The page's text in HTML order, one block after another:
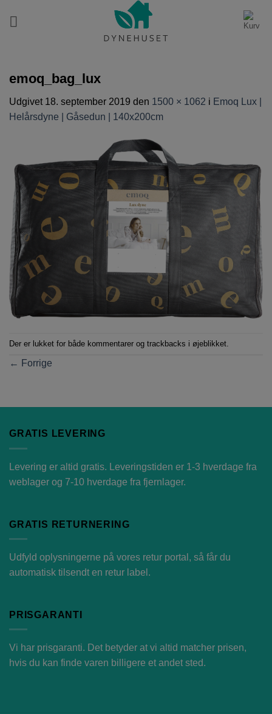
emoq_bag_lux
Udgivet 18. september 2019 den 1500 × 1062 i Emoq Lux |
Helårsdyne | Gåsedun | 140x200cm
Der er lukket for både kommentarer og trackbacks i øjeblikket.
← Forrige
GRATIS LEVERING
Levering er altid gratis. Leveringstiden er 1-3 hverdage fra
weblager og 7-10 hverdage fra fjernlager.
GRATIS RETURNERING
Udfyld oplysningerne på vores retur portal , så får du
automatisk tilsendt en retur label.
PRISGARANTI
Vi har prisgaranti. Det betyder at vi altid matcher prisen,
hvis du kan finde varen billigere et andet sted.